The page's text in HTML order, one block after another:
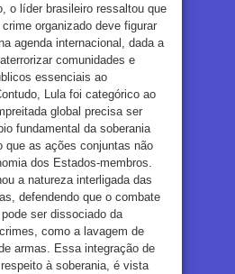
o líder brasileiro ressaltou que
organizado deve figurar
agenda internacional, dada a
comunidades e
essenciais ao
Lula foi categórico ao
global precisa ser
fundamental da soberania
que as ações conjuntas não
dos Estados-membros.
a natureza interligada das
defendendo que o combate
ser dissociado da
como a lavagem de
armas. Essa integração de
à soberania, é vista